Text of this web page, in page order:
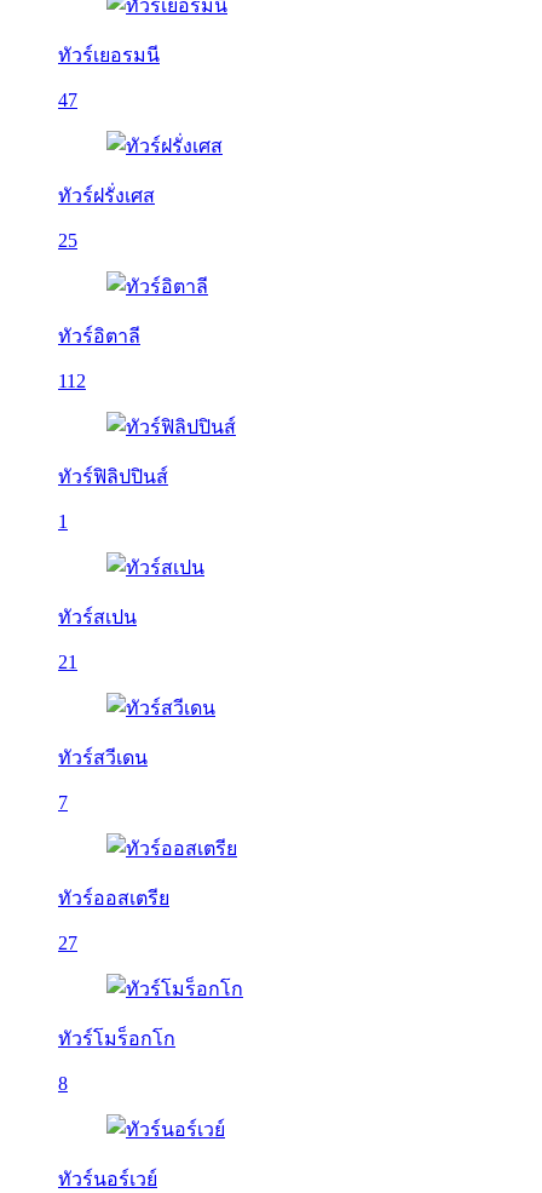
ทัวร์เยอรมนี
47
ทัวร์ฝรั่งเศส
25
ทัวร์อิตาลี
112
ทัวร์ฟิลิปปินส์
1
ทัวร์สเปน
21
ทัวร์สวีเดน
7
ทัวร์ออสเตรีย
27
ทัวร์โมร็อกโก
8
ทัวร์นอร์เวย์